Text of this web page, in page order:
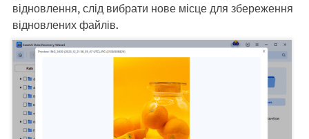
відновлення, слід вибрати нове місце для збереження
відновлених файлів.